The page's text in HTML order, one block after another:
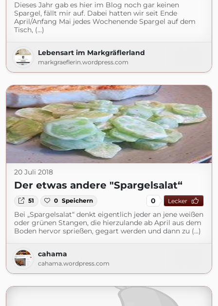
Dieses Jahr gab es hier im Blog noch gar keinen
Spargel, fällt mir auf. Dabei hatten wir seit Ende
April/Anfang Mai jedes Wochenende Spargel auf dem
Tisch, (...)
Lebensart im Markgräflerland
markgraeflerin.wordpress.com
20 Juli 2018
Der etwas andere "Spargelsalat“
51 0 Speichern 0 Lecker
Bei „Spargelsalat“ denkt eigentlich jeder an jene weißen
oder grünen Stangen, die hierzulande ab April aus dem
Boden hervor sprießen, gegart werden und dann zu (...)
cahama
cahama.wordpress.com